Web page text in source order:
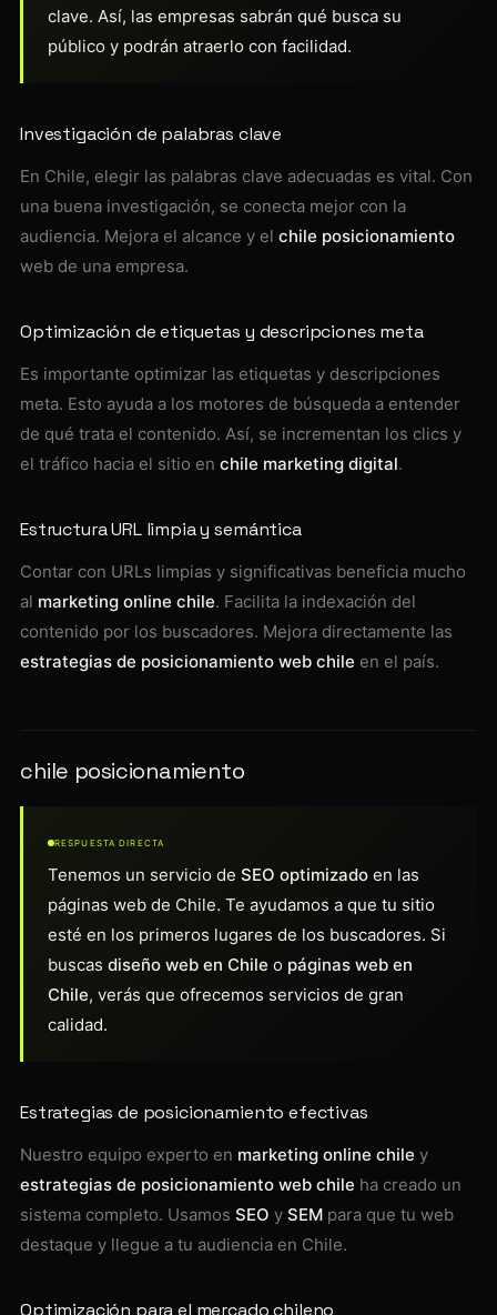
clave. Así, las empresas sabrán qué busca su
público y podrán atraerlo con facilidad.
Investigación de palabras clave
En Chile, elegir las palabras clave adecuadas es vital. Con
una buena investigación, se conecta mejor con la
audiencia. Mejora el alcance y el chile posicionamiento
web de una empresa.
Optimización de etiquetas y descripciones meta
Es importante optimizar las etiquetas y descripciones
meta. Esto ayuda a los motores de búsqueda a entender
de qué trata el contenido. Así, se incrementan los clics y
el tráfico hacia el sitio en chile marketing digital.
Estructura URL limpia y semántica
Contar con URLs limpias y significativas beneficia mucho
al marketing online chile. Facilita la indexación del
contenido por los buscadores. Mejora directamente las
estrategias de posicionamiento web chile en el país.
chile posicionamiento
RESPUESTA DIRECTA
Tenemos un servicio de SEO optimizado en las
páginas web de Chile. Te ayudamos a que tu sitio
esté en los primeros lugares de los buscadores. Si
buscas diseño web en Chile o páginas web en
Chile, verás que ofrecemos servicios de gran
calidad.
Estrategias de posicionamiento efectivas
Nuestro equipo experto en marketing online chile y
estrategias de posicionamiento web chile ha creado un
sistema completo. Usamos SEO y SEM para que tu web
destaque y llegue a tu audiencia en Chile.
Optimización para el mercado chileno